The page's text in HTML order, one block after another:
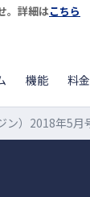
。詳細はこちら
機能 料
）2018年5月